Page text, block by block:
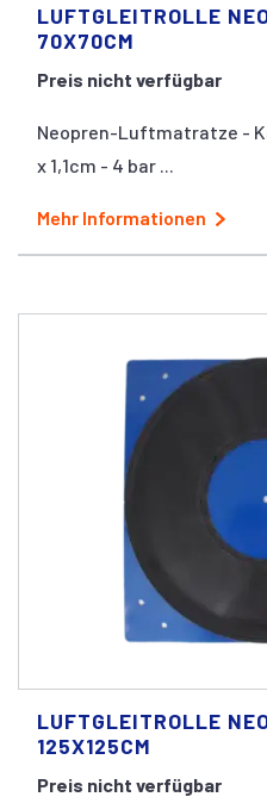
LUFTGLEITROLLE
70X70CM
Preis nicht verfügbar
Neopren-Luftmatratze -
x 1,1cm - 4 bar ...
Mehr Informationen
LUFTGLEITROLLE
125X125CM
Preis nicht verfügbar